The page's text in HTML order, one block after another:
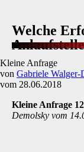
Welche
Kleine Anfrage
von Gabriele Walger-
vom 28.06.2018
Kleine Anfrage
Demolsky vom